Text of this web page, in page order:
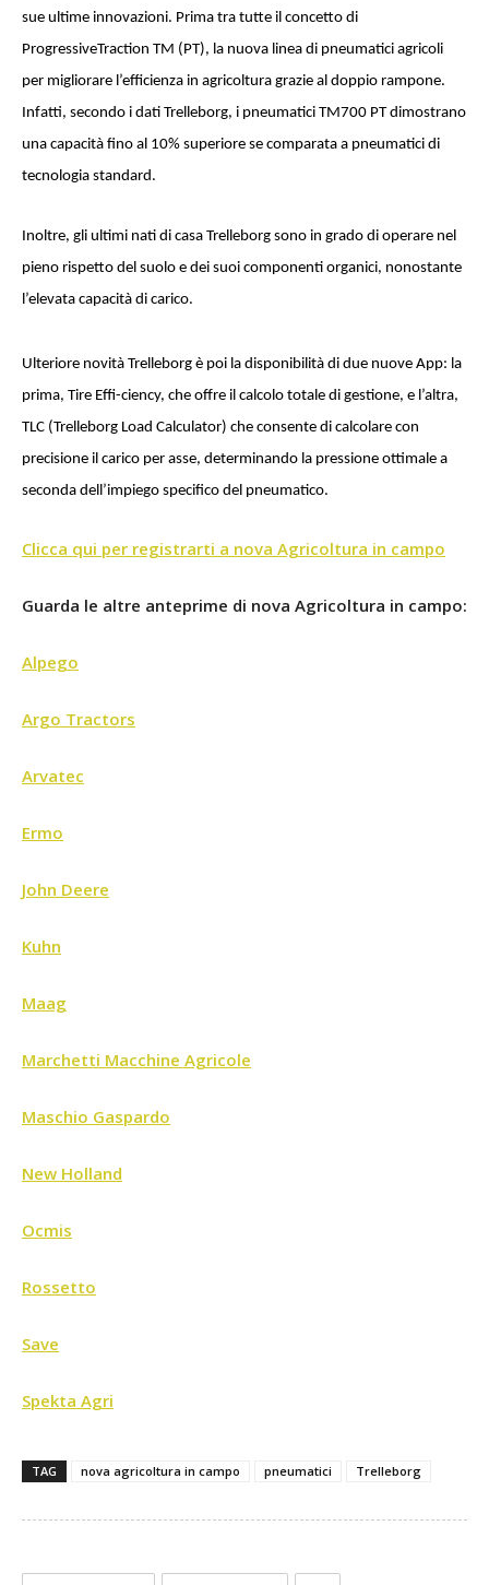
sue ultime innovazioni. Prima tra tutte il concetto di
ProgressiveTraction TM (PT), la nuova linea di pneumatici agricoli
per migliorare l’efficienza in agricoltura grazie al doppio rampone.
Infatti, secondo i dati Trelleborg, i pneumatici TM700 PT dimostrano
una capacità fino al 10% superiore se comparata a pneumatici di
tecnologia standard.
Inoltre, gli ultimi nati di casa Trelleborg sono in grado di operare nel
pieno rispetto del suolo e dei suoi componenti organici, nonostante
l’elevata capacità di carico.
Ulteriore novità Trelleborg è poi la disponibilità di due nuove App: la
prima, Tire Effi-ciency, che offre il calcolo totale di gestione, e l’altra,
TLC (Trelleborg Load Calculator) che consente di calcolare con
precisione il carico per asse, determinando la pressione ottimale a
seconda dell’impiego specifico del pneumatico.
Clicca qui per registrarti a nova Agricoltura in campo
Guarda le altre anteprime di nova Agricoltura in campo:
Alpego
Argo Tractors
Arvatec
Ermo
John Deere
Kuhn
Maag
Marchetti Macchine Agricole
Maschio Gaspardo
New Holland
Ocmis
Rossetto
Save
Spekta Agri
TAG nova agricoltura in campo pneumatici Trelleborg